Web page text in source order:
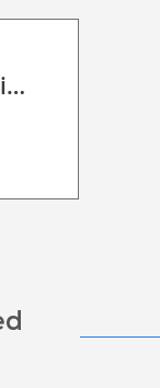
decal polymeric overlaminate P HT 75